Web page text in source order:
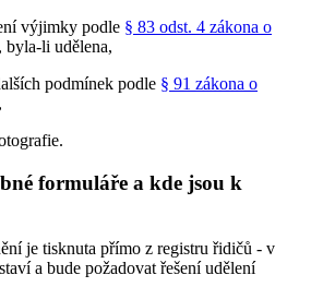
výjimky podle § 83 odst. 4 zákona o
, byla-li udělena,
podmínek podle § 91 zákona o
,
formuláře a kde jsou k
je tisknuta přímo z registru řidičů - v
a bude požadovat řešení udělení